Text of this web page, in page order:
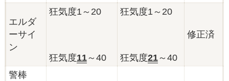
エルダ
ーサイ
ン
狂気度1～20
狂気度11～40
狂気度1～20
狂気度21～40
修正済
警棒